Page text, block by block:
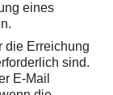
eines
die Erreichung
sind.
E-Mail